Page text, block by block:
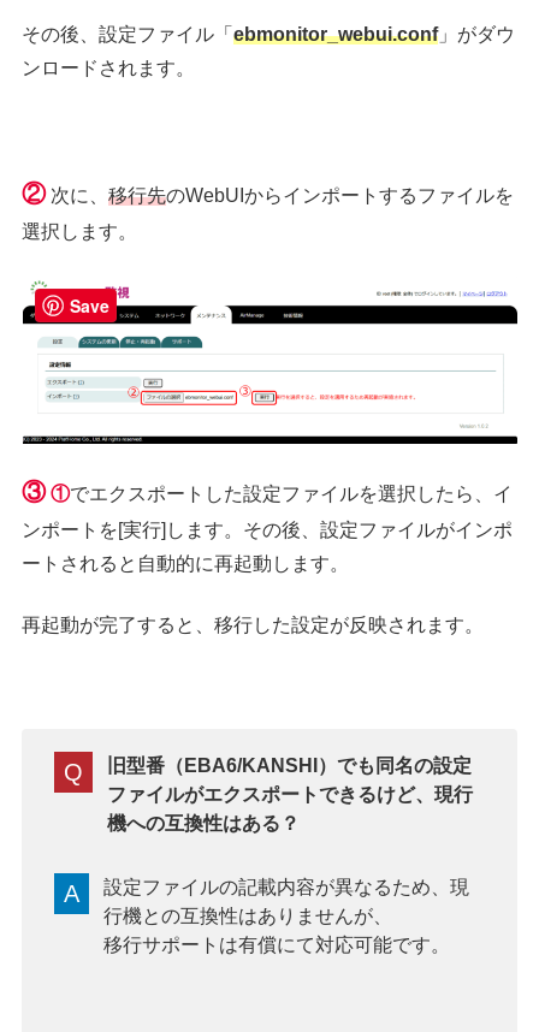
その後、設定ファイル「ebmonitor_webui.conf」がダウ
ンロードされます。
②次に、移行先のWebUIからインポートするファイルを
選択します。
③ ①でエクスポートした設定ファイルを選択したら、イ
ンポートを[実行]します。その後、設定ファイルがインポ
ートされると自動的に再起動します。
再起動が完了すると、移行した設定が反映されます。
Q 旧型番（ EBA6/KANSHI ）でも同名の設定
ファイルがエクスポートできるけど、現行
機への互換性はある？
A
設定ファイルの記載内容が異なるため、現
行機との互換性はありませんが、
移行サポートは有償にて対応可能です。
Save